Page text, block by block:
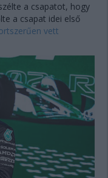
a csapatot, hogy
a csapat idei első
vett